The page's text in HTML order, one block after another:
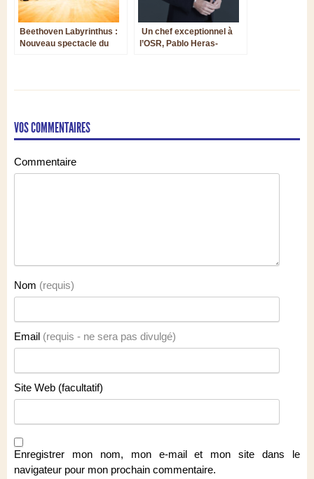
Beethoven Labyrinthus :
Nouveau spectacle du
Un chef exceptionnel à
l’OSR, Pablo Heras-
VOS COMMENTAIRES
Commentaire
Nom (requis)
Email (requis - ne sera pas divulgé)
Site Web (facultatif)
Enregistrer mon nom, mon e-mail et mon site dans le
navigateur pour mon prochain commentaire.